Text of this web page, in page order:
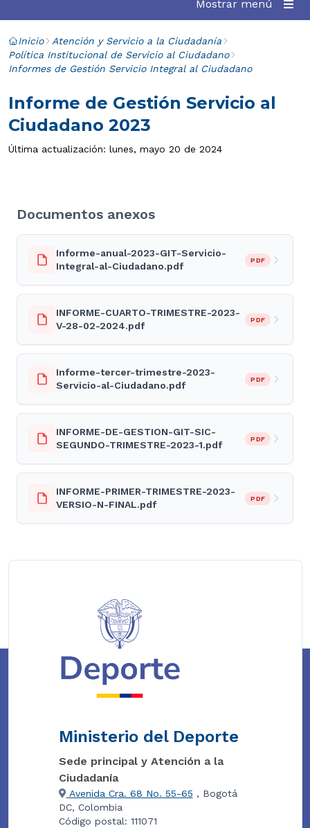
Mostrar menú
Inicio
Atención y Servicio a la Ciudadanía
Política Institucional de Servicio al Ciudadano
Informes de Gestión Servicio Integral al Ciudadano
Informe de Gestión Servicio al
Ciudadano 2023
Última actualización: lunes, mayo 20 de 2024
Documentos anexos
Informe-anual-2023-GIT-Servicio-
Integral-al-Ciudadano.pdf
PDF
INFORME-CUARTO-TRIMESTRE-2023-
V-28-02-2024.pdf
PDF
Informe-tercer-trimestre-2023-
Servicio-al-Ciudadano.pdf
PDF
INFORME-DE-GESTION-GIT-SIC-
SEGUNDO-TRIMESTRE-2023-1.pdf
PDF
INFORME-PRIMER-TRIMESTRE-2023-
VERSIO-N-FINAL.pdf
PDF
Ministerio del Deporte
Sede principal y Atención a la
Ciudadanía
Avenida Cra. 68 No. 55-65 , Bogotá
DC, Colombia
Código postal: 111071